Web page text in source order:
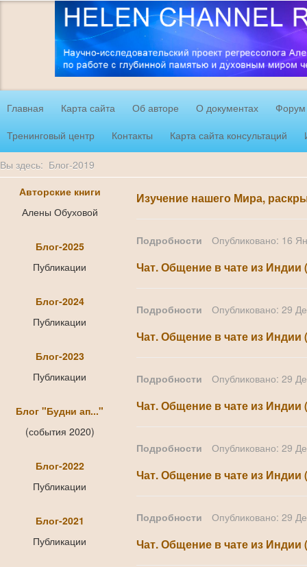
Главная Карта сайта Об авторе О документах
Форум
Тренинговый центр
Контакты Карта сайта консультаций
Вы здесь: Блог-2019
Авторские книги
Алены Обуховой
Блог-2025
Публикации
Блог-2024
Публикации
Блог-2023
Публикации
Блог "Будни ап..."
(события 2020)
Блог-2022
Публикации
Блог-2021
Публикации
Изучение нашего Мира,
Подробности Опубликовано: 16
Чат. Общение в чате из
Подробности Опубликовано: 29
Чат. Общение в чате из Индии
Подробности Опубликовано: 29
Чат. Общение в чате из Индии
Подробности Опубликовано: 29
Чат. Общение в чате из Индии
Подробности Опубликовано: 29
Чат. Общение в чате из Индии